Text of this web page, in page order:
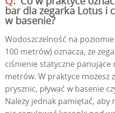
bar dla zegarka Lotus i
w basenie?
Wodoszczelność na
100 metrów) oznacza, że
ciśnienie statyczne panujące
metrów. W praktyce możesz
prysznic, pływać w basenie
Należy jednak pamiętać, aby